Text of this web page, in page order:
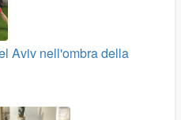
Aviv nell'ombra della